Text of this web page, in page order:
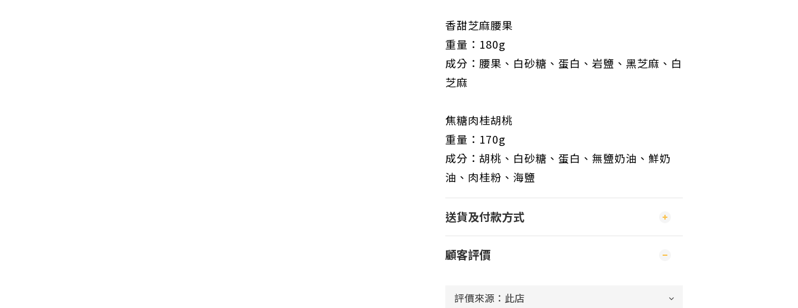
香甜芝麻腰果
重量：180g
成分：腰果、白砂糖、蛋白、 岩鹽、黑芝麻、白
芝麻
焦糖肉桂胡桃
重量：170g
成分：胡桃、白砂糖、蛋白、 無鹽奶油、鮮奶
油、肉桂粉、 海鹽
送貨及付款方式
顧客評價